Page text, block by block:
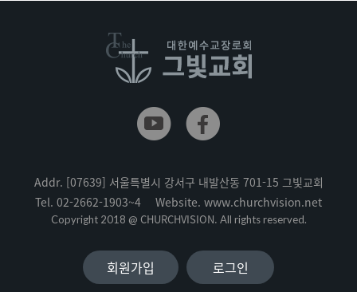
Addr. [07639] 서울특별시 강서구 내발산동 701-15 그빛교회
Tel. 02-2662-1903~4 Website. www.churchvision.net
Copyright 2018 @ CHURCHVISION. All rights reserved.
회원가입 로그인